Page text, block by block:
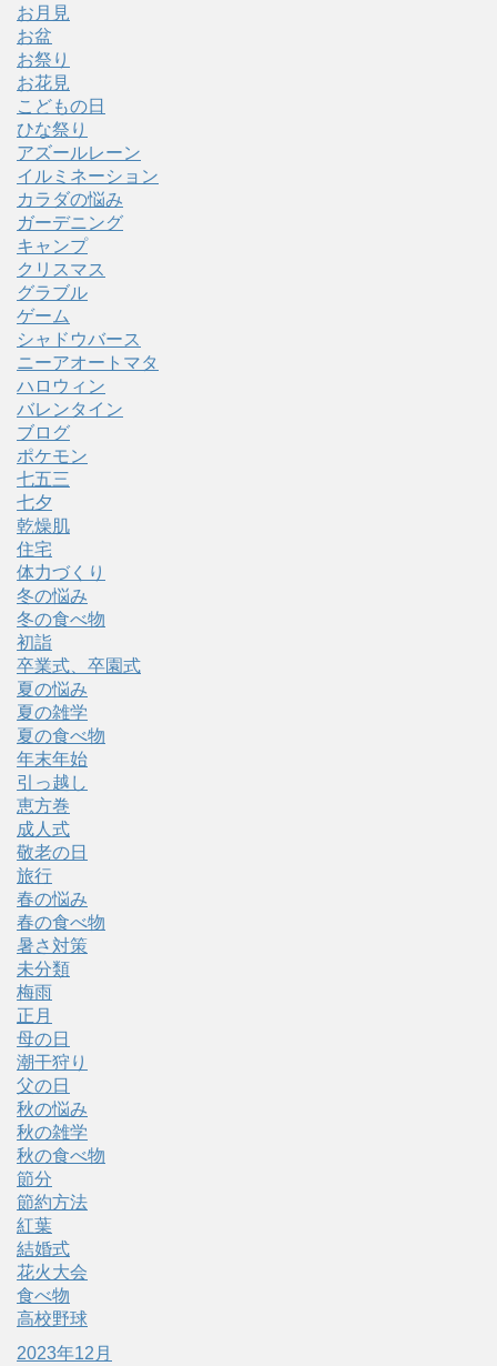
お月見
お盆
お祭り
お花見
こどもの日
ひな祭り
アズールレーン
イルミネーション
カラダの悩み
ガーデニング
キャンプ
クリスマス
グラブル
ゲーム
シャドウバース
ニーアオートマタ
ハロウィン
バレンタイン
ブログ
ポケモン
七五三
七夕
乾燥肌
住宅
体力づくり
冬の悩み
冬の食べ物
初詣
卒業式、卒園式
夏の悩み
夏の雑学
夏の食べ物
年末年始
引っ越し
恵方巻
成人式
敬老の日
旅行
春の悩み
春の食べ物
暑さ対策
未分類
梅雨
正月
母の日
潮干狩り
父の日
秋の悩み
秋の雑学
秋の食べ物
節分
節約方法
紅葉
結婚式
花火大会
食べ物
高校野球
2023年12月